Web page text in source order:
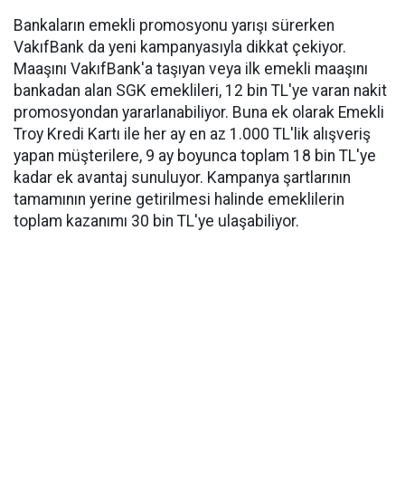
Bankaların emekli promosyonu yarışı sürerken
VakıfBank da yeni kampanyasıyla dikkat çekiyor.
Maaşını VakıfBank'a taşıyan veya ilk emekli maaşını
bankadan alan SGK emeklileri, 12 bin TL'ye varan nakit
promosyondan yararlanabiliyor. Buna ek olarak Emekli
Troy Kredi Kartı ile her ay en az 1.000 TL'lik alışveriş
yapan müşterilere, 9 ay boyunca toplam 18 bin TL'ye
kadar ek avantaj sunuluyor. Kampanya şartlarının
tamamının yerine getirilmesi halinde emeklilerin
toplam kazanımı 30 bin TL'ye ulaşabiliyor.